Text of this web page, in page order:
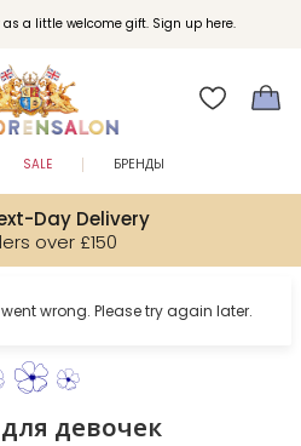
as a little welcome gift. Sign up here.
Day Delivery
over £150
SALE БРЕНДЫ
Шарфы
девочек